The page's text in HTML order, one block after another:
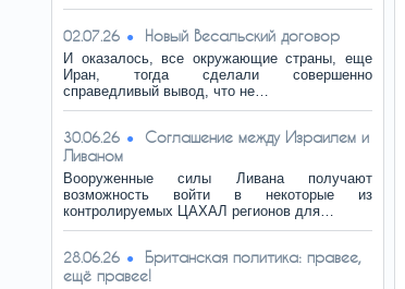
02.07.26 Новый Весальский договор
И оказалось, все окружающие страны, еще
Иран, тогда сделали совершенно
справедливый вывод, что не…
30.06.26
Соглашение между Израилем и
Ливаном
Вооруженные силы Ливана получают
возможность войти в некоторые из
контролируемых ЦАХАЛ регионов для…
28.06.26
Британская политика: правее,
ещё правее!